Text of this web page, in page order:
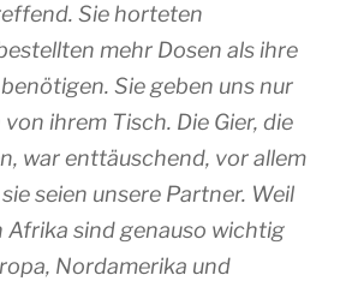
Sie horteten
mehr Dosen als ihre
Sie geben uns nur
ihrem Tisch. Die Gier, die
war enttäuschend, vor allem
seien unsere Partner. Weil
Afrika sind genauso wichtig
Nordamerika und